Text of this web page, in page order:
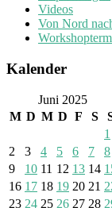
Videos
Von Nord
Kalender
Juni 2025
M D M D F S
1
2
3 4 5 6 7
8
9
10 11 12 13 14
16 17 18 19 20 21
23 24 25 26 27 28